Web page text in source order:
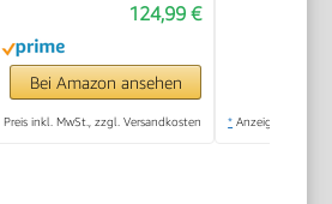
Warmhaltefunktion,
Restlaufzeitanzeige, 2
Garbehälter
124,99 €
Bei Amazon ansehen
Preis inkl. MwSt., zzgl. Versandkosten * Anzeige